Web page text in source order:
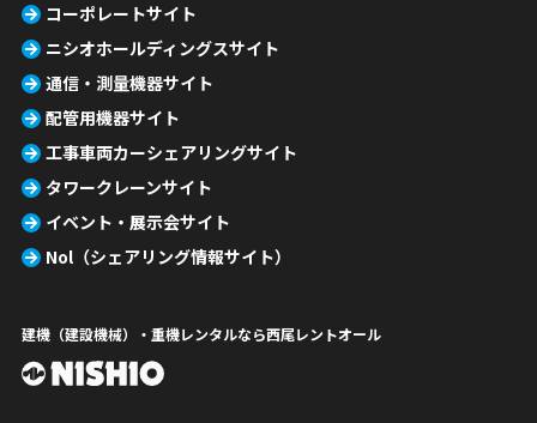
コーポレートサイト
ニシオホールディングスサイト
通信・測量機器サイト
配管用機器サイト
工事車両カーシェアリングサイト
タワークレーンサイト
イベント・展示会サイト
Nol（シェアリング情報サイト）
建機（建設機械）・重機レンタルなら西尾レントオール